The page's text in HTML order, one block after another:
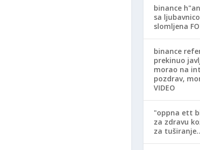
binance
sa
slomljena
binance
prekinuo
morao na
pozdrav,
VIDEO
"oppna ett
za zdravu
za